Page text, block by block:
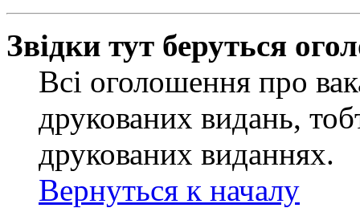
Звідки тут беруться
Всі оголошення про
друкованих видань,
друкованих виданнях.
Вернуться к началу